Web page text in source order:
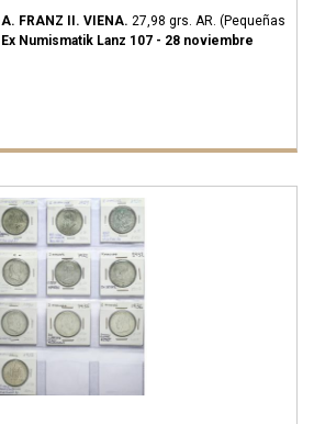
FRANZ II. VIENA. 27,98 grs. AR. (Pequeñas
Ex Numismatik Lanz 107 - 28 noviembre